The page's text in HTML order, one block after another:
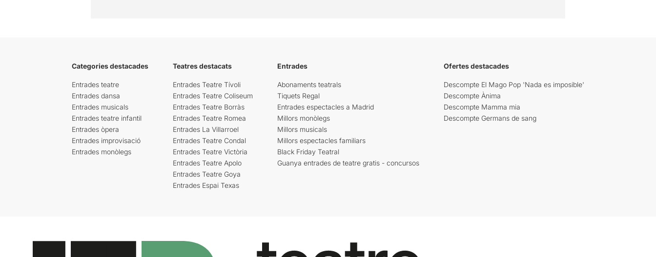
Categories destacades
Entrades teatre
Entrades dansa
Entrades musicals
Entrades teatre infantil
Entrades òpera
Entrades improvisació
Entrades monòlegs
Teatres destacats
Entrades Teatre Tívoli
Entrades Teatre Coliseum
Entrades Teatre Borràs
Entrades Teatre Romea
Entrades La Villarroel
Entrades Teatre Condal
Entrades Teatre Victòria
Entrades Teatre Apolo
Entrades Teatre Goya
Entrades Espai Texas
Entrades
Abonaments teatrals
Tiquets Regal
Entrades espectacles a Madrid
Millors monòlegs
Millors musicals
Millors espectacles familiars
Black Friday Teatral
Guanya entrades de teatre gratis - concursos
Ofertes destacades
Descompte El Mago Pop 'Nada es imposible'
Descompte Ànima
Descompte Mamma mia
Descompte Germans de sang